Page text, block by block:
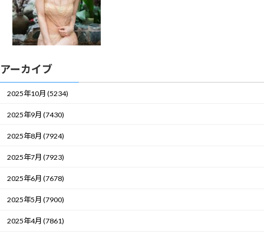
アーカイブ
2025年10月 (5234)
2025年9月 (7430)
2025年8月 (7924)
2025年7月 (7923)
2025年6月 (7678)
2025年5月 (7900)
2025年4月 (7861)